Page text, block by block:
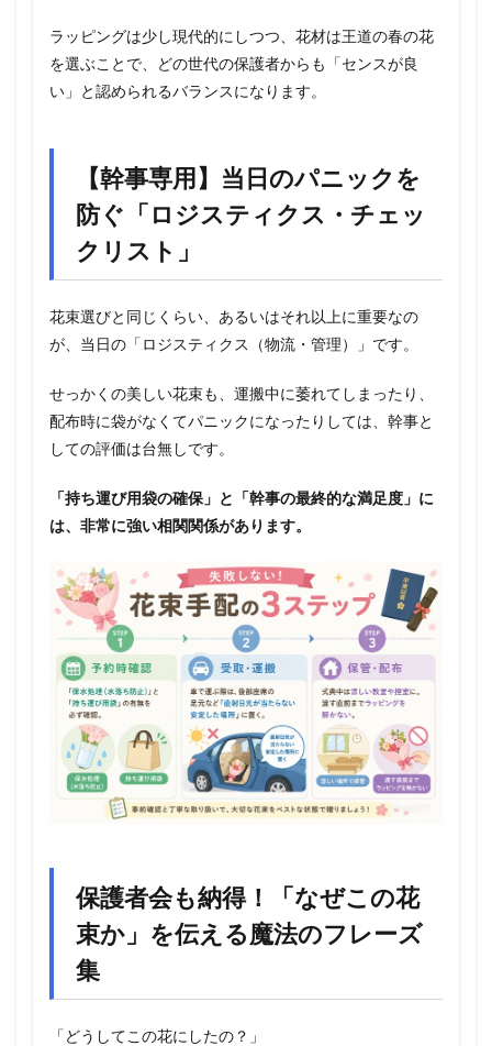
ラッピングは少し現代的にしつつ、花材は王道の春の花
を選ぶことで、どの世代の保護者からも「センスが良
い」と認められるバランスになります。
【幹事専用】当日のパニックを
防ぐ「ロジスティクス・チェッ
クリスト」
花束選びと同じくらい、あるいはそれ以上に重要なの
が、当日の「ロジスティクス（物流・管理）」です。
せっかくの美しい花束も、運搬中に萎れてしまったり、
配布時に袋がなくてパニックになったりしては、幹事と
しての評価は台無しです。
「持ち運び用袋の確保」と「幹事の最終的な満足度」に
は、非常に強い相関関係があります。
保護者会も納得！「なぜこの花
束か」を伝える魔法のフレーズ
集
「どうしてこの花にしたの？」